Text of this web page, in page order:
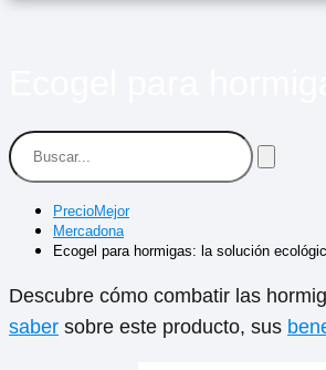
PrecioMejor
Mercadona
Ecogel para hormigas: la solución
Descubre cómo combatir las
saber sobre este producto, sus